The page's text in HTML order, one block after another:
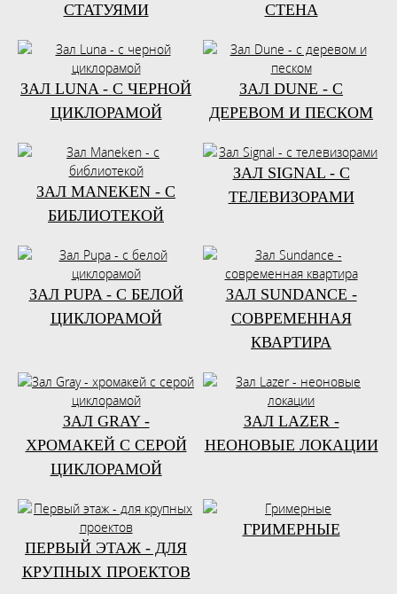
СТАТУЯМИ
СТЕНА
ЗАЛ LUNA - С ЧЕРНОЙ
ЦИКЛОРАМОЙ
ЗАЛ DUNE - С
ДЕРЕВОМ И ПЕСКОМ
ЗАЛ MANEKEN - С
БИБЛИОТЕКОЙ
ЗАЛ SIGNAL - С
ТЕЛЕВИЗОРАМИ
ЗАЛ PUPA - С БЕЛОЙ
ЦИКЛОРАМОЙ
ЗАЛ SUNDANCE -
СОВРЕМЕННАЯ
КВАРТИРА
ЗАЛ GRAY -
ХРОМАКЕЙ С СЕРОЙ
ЦИКЛОРАМОЙ
ЗАЛ LAZER -
НЕОНОВЫЕ ЛОКАЦИИ
ПЕРВЫЙ ЭТАЖ - ДЛЯ
КРУПНЫХ ПРОЕКТОВ
ГРИМЕРНЫЕ